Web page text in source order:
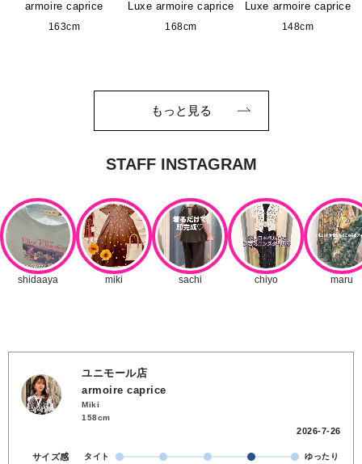
armoire caprice
163cm
Luxe armoire caprice
168cm
Luxe armoire caprice
148cm
もっと見る
ユニモール店
armoire caprice
Miki
158cm
2026-7-26
サイズ感 タイト ゆったり